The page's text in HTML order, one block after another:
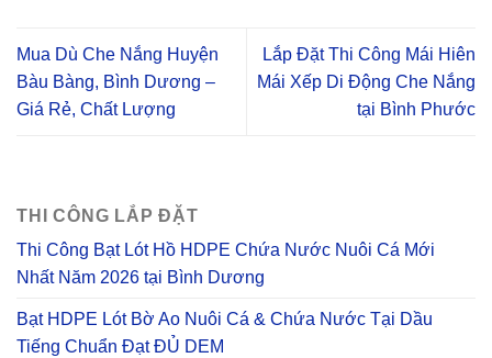
Mua Dù Che Nắng Huyện
Bàu Bàng, Bình Dương –
Giá Rẻ, Chất Lượng
Lắp Đặt Thi Công Mái Hiên
Mái Xếp Di Động Che Nắng
tại Bình Phước
THI CÔNG LẮP ĐẶT
Thi Công Bạt Lót Hồ HDPE Chứa Nước Nuôi Cá Mới
Nhất Năm 2026 tại Bình Dương
Bạt HDPE Lót Bờ Ao Nuôi Cá & Chứa Nước Tại Dầu
Tiếng Chuẩn Đạt ĐỦ DEM